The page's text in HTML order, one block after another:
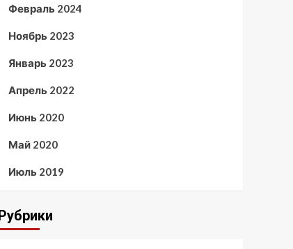
Февраль 2024
Ноябрь 2023
Январь 2023
Апрель 2022
Июнь 2020
Май 2020
Июль 2019